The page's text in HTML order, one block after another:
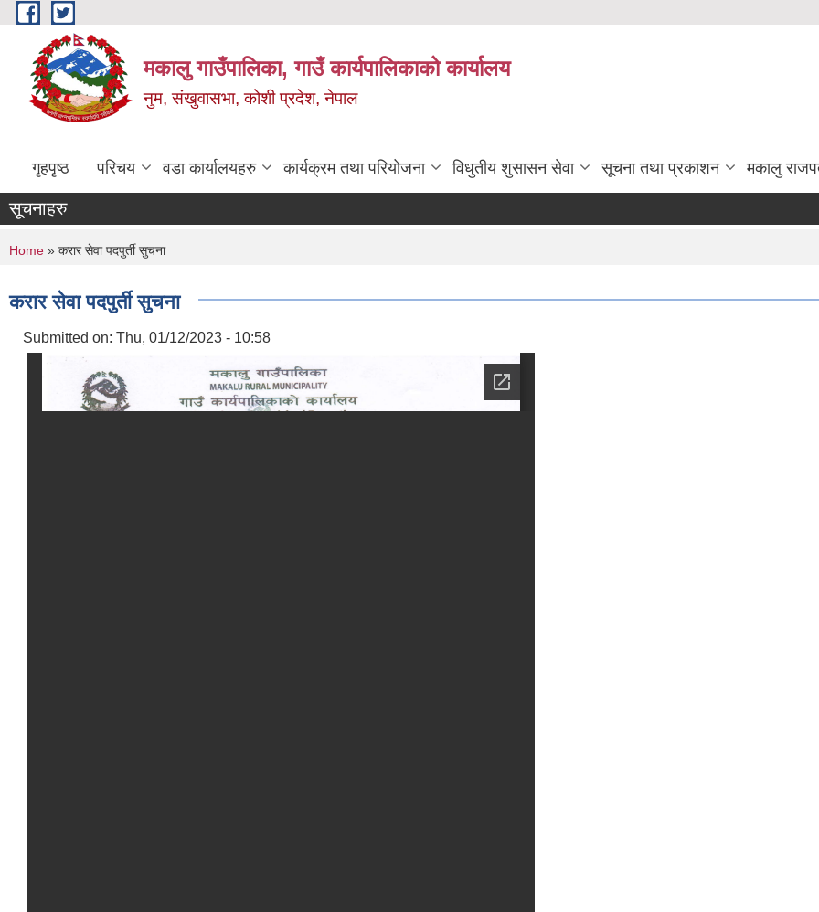
Skip to main content
मकालु गाउँपालिका, गाउँ कार्यपालिकाको कार्यालय
नुम, संखुवासभा, कोशी प्रदेश, नेपाल
गृहपृष्ठ परिचय वडा कार्यालयहरु कार्यक्रम तथा परियोजना विधुतीय शुसासन सेवा सूचना तथा प्रकाशन मकालु
सूचनाहरु
You are here
Home » करार सेवा पदपुर्ती सुचना
करार सेवा पदपुर्ती सुचना
Submitted on: Thu, 01/12/2023 - 10:58